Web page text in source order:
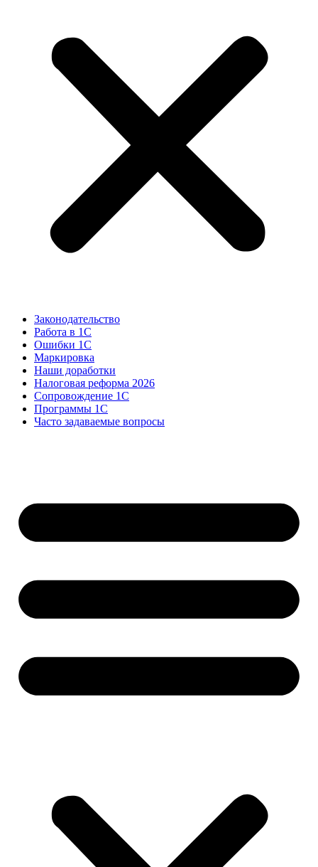
Законодательство
Работа в 1С
Ошибки 1С
Маркировка
Наши доработки
Налоговая реформа 2026
Сопровождение 1С
Программы 1С
Часто задаваемые вопросы